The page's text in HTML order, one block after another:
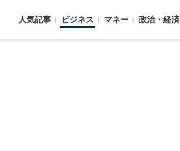
人気記事 ビジネス マネー 政治・経済